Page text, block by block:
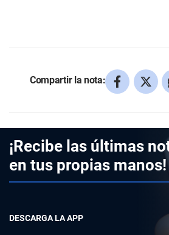
Compartir la nota:
¡Recibe las últimas
en tus propias manos!
DESCARGA LA APP